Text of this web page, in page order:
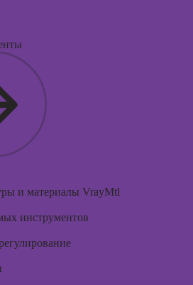
и материалы VrayMtl
инструментов